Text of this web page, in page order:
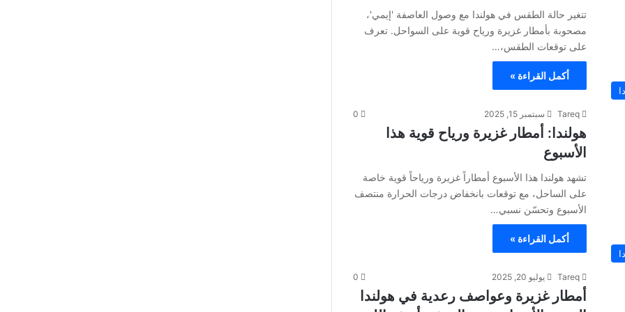
تتغير حالة الطقس في هولندا مع وصول العاصفة 'إيمي'،
مصحوبة بأمطار غزيرة ورياح قوية على السواحل. تعرف
على توقعات الطقس،…
أكمل القراءة »
Tareq سبتمبر 15, 2025 0
هولندا: أمطار غزيرة ورياح قوية هذا
الأسبوع
تشهد هولندا هذا الأسبوع أمطاراً غزيرة ورياحاً قوية خاصة
على الساحل، مع توقعات بانخفاض درجات الحرارة منتصف
الأسبوع وتحسّن نسبي…
أكمل القراءة »
Tareq يوليو 20, 2025 0
أمطار غزيرة وعواصف رعدية في هولندا